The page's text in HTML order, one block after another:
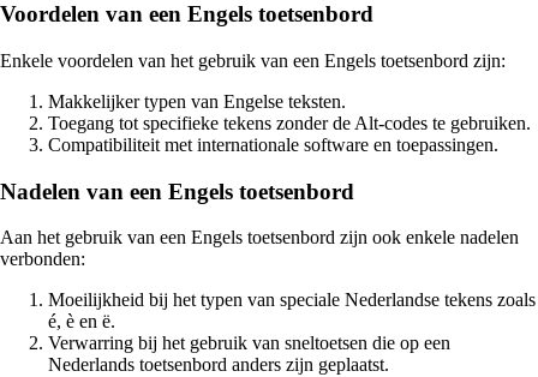
Voordelen van een Engels toetsenbord
Enkele voordelen van het gebruik van een Engels toetsenbord zijn:
Makkelijker typen van Engelse teksten.
Toegang tot specifieke tekens zonder de Alt-codes te gebruiken.
Compatibiliteit met internationale software en toepassingen.
Nadelen van een Engels toetsenbord
Aan het gebruik van een Engels toetsenbord zijn ook enkele nadelen
verbonden:
Moeilijkheid bij het typen van speciale Nederlandse tekens zoals
é, è en ë.
Verwarring bij het gebruik van sneltoetsen die op een
Nederlands toetsenbord anders zijn geplaatst.